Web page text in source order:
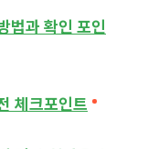
법과 확인 포인
체크포인트